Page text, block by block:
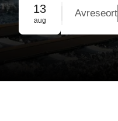
Gruppbokning
13
aug
Avreseort